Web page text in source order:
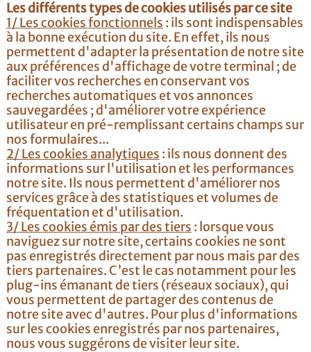
Les différents types de cookies utilisés par ce site
1/ Les cookies fonctionnels : ils sont indispensables
à la bonne exécution du site. En effet, ils nous
permettent d'adapter la présentation de notre site
aux préférences d'affichage de votre terminal ; de
faciliter vos recherches en conservant vos
recherches automatiques et vos annonces
sauvegardées ; d'améliorer votre expérience
utilisateur en pré-remplissant certains champs sur
nos formulaires...
2/ Les cookies analytiques : ils nous donnent des
informations sur l'utilisation et les performances
notre site. Ils nous permettent d'améliorer nos
services grâce à des statistiques et volumes de
fréquentation et d'utilisation.
3/ Les cookies émis par des tiers : lorsque vous
naviguez sur notre site, certains cookies ne sont
pas enregistrés directement par nous mais par des
tiers partenaires. C’est le cas notamment pour les
plug-ins émanant de tiers (réseaux sociaux), qui
vous permettent de partager des contenus de
notre site avec d'autres. Pour plus d'informations
sur les cookies enregistrés par nos partenaires,
nous vous suggérons de visiter leur site.